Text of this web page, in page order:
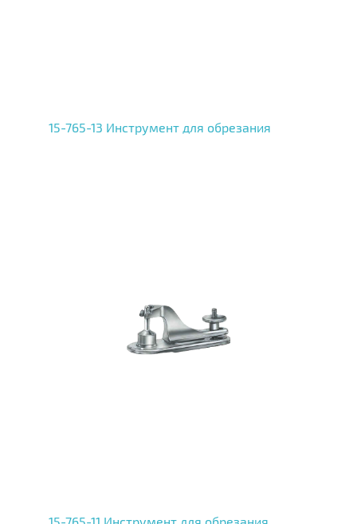
15-765-13 Инструмент для обрезания